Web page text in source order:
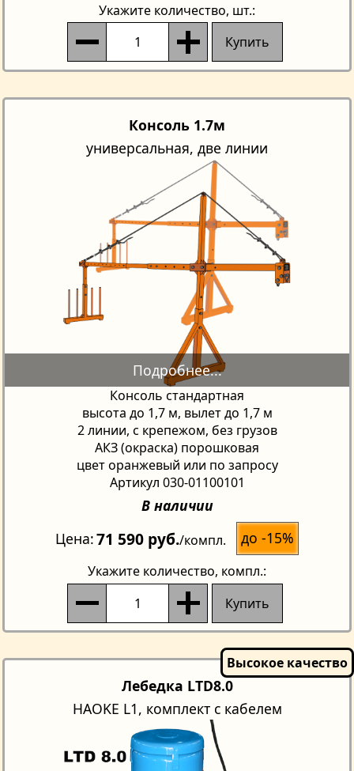
Укажите количество, шт.:
Купить
Консоль 1.7м
универсальная, две линии
Консоль стандартная
высота до 1,7 м, вылет до 1,7 м
2 линии, с крепежом, без грузов
АКЗ (окраска) порошковая
цвет оранжевый или по запросу
Артикул 030-01100101
В наличии
Цена 71 590 руб./компл. до -15%
Укажите количество, компл.:
Купить
Лебедка LTD8.0
HAOKE L1, комплект с кабелем